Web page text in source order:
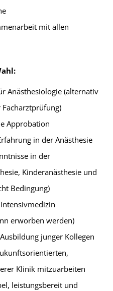
mit allen
Anästhesiologie (alternativ
Approbation
in der Anästhesie
in der
Kinderanästhesie und
Bedingung)
erworben werden)
junger Kollegen
Klinik mitzuarbeiten
leistungsbereit und